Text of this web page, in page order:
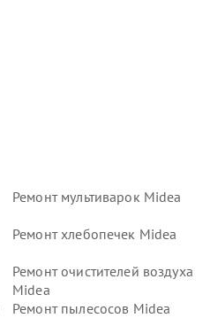
Ремонт мультиварок Midea
Ремонт хлебопечек Midea
Ремонт очистителей воздуха
Midea
Ремонт пылесосов Midea